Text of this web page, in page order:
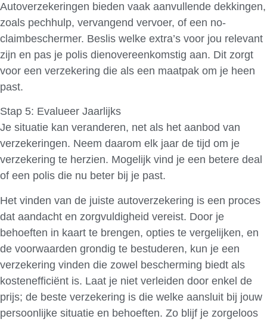
Autoverzekeringen bieden vaak aanvullende dekkingen,
zoals pechhulp, vervangend vervoer, of een no-
claimbeschermer. Beslis welke extra’s voor jou relevant
zijn en pas je polis dienovereenkomstig aan. Dit zorgt
voor een verzekering die als een maatpak om je heen
past.
Stap 5: Evalueer Jaarlijks
Je situatie kan veranderen, net als het aanbod van
verzekeringen. Neem daarom elk jaar de tijd om je
verzekering te herzien. Mogelijk vind je een betere deal
of een polis die nu beter bij je past.
Het vinden van de juiste autoverzekering is een proces
dat aandacht en zorgvuldigheid vereist. Door je
behoeften in kaart te brengen, opties te vergelijken, en
de voorwaarden grondig te bestuderen, kun je een
verzekering vinden die zowel bescherming biedt als
kostenefficiënt is. Laat je niet verleiden door enkel de
prijs; de beste verzekering is die welke aansluit bij jouw
persoonlijke situatie en behoeften. Zo blijf je zorgeloos